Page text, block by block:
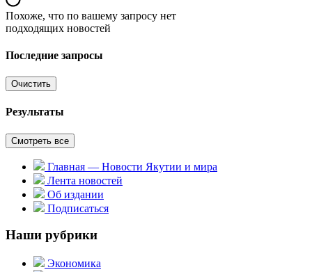
Похоже, что по вашему запросу нет
подходящих новостей
Последние запросы
Очистить
Результаты
Смотреть все
Главная — Новости Якутии и мира
Лента новостей
Об издании
Подписаться
Наши рубрики
Экономика